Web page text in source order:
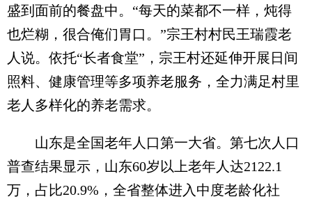
盛到面前的餐盘中。“每天的菜都不一样，炖得
也烂糊，很合俺们胃口。”宗王村村民王瑞霞老
人说。依托“长者食堂”，宗王村还延伸开展日间
照料、健康管理等多项养老服务，全力满足村里
老人多样化的养老需求。
山东是全国老年人口第一大省。第七次人口
普查结果显示，山东60岁以上老年人达2122.1
万，占比20.9%，全省整体进入中度老龄化社